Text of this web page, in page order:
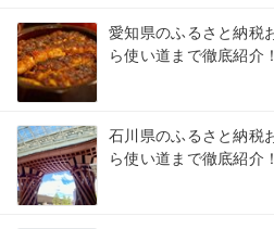
愛知県のふるさと納税
ら使い道まで徹底紹介！
石川県のふるさと納税
ら使い道まで徹底紹介！